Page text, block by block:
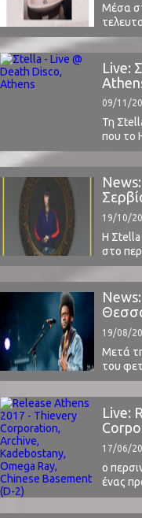
Μέσα
In
tracks
Live:
09/11/
Τη
που το
κυρίως
μετά,
στο
&
19/10/
Η Σtella
στο
πρώτη
26/10
(Raven
Skc
19/08/
Μετά
του
ήταν
το
και
Live:
17/06/
ο
ένας